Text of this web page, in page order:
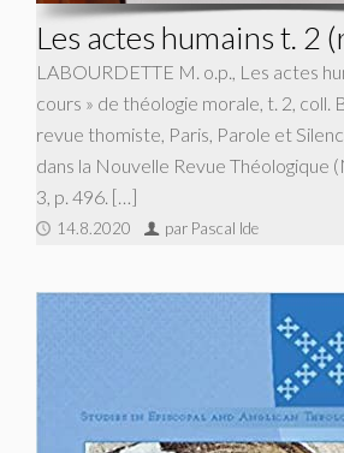
Les actes humains t. 2
LABOURDETTE M. o.p., Les actes
cours » de théologie morale, t. 2, coll.
revue thomiste, Paris, Parole et
dans la Nouvelle Revue Théologique
3, p. 496. […]
14.8.2020 par Pascal Ide